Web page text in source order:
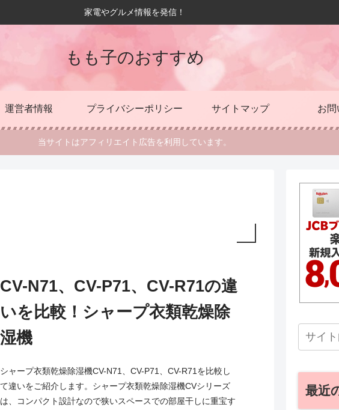
家電やグルメ情報を発信！
もも子のおすすめ
運営者情報 プライバシーポリシー サイトマップ お問
当サイトはアフィリエイト広告を利用しています。
CV-N71、CV-P71、CV-R71の違
いを比較！シャープ衣類乾燥除
湿機
シャープ衣類乾燥除湿機CV-N71、CV-P71、CV-R71を比較し
て違いをご紹介します。シャープ衣類乾燥除湿機CVシリーズ
は、コンパクト設計なので狭いスペースでの部屋干しに重宝す
最近